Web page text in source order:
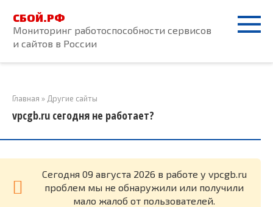
контенту
СБОЙ.РФ
Мониторинг работоспособности сервисов
и сайтов в России
Главная » Другие сайты
vpcgb.ru сегодня не работает?
Cегодня 09 августа 2026 в работе у vpcgb.ru
проблем мы не обнаружили или получили
мало жалоб от пользователей.